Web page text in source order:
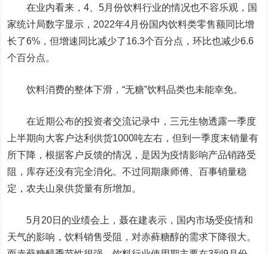
在业内看来，4、5月份饮料行业的情况也不容乐观，国
家统计局数字显示，2022年4月份国内饮料类零售额同比增
长了6%，但增速同比减少了16.3个百分点，环比也减少6.6
个百分点。
饮料消费的整体下滑，“无糖”饮料品类也未能幸免。
在近期公布的投资者交流记录中，三元生物透露一季度
上半期向大客户达利供货1000吨左右，但到一季度末销量有
所下降，根据客户反馈的情况，是因为疫情影响产品销路受
阻，库存还没有完全消化。不过同期康师傅、百事销量稳
定，农夫山泉供货量有所增加。
5月20日的业绩会上，聂在建表示，国内市场受疫情和
天气的影响，饮料销售受阻，对赤藓糖醇的需求下降很大。